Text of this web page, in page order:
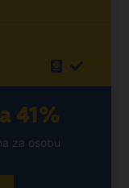
41%
za osobu